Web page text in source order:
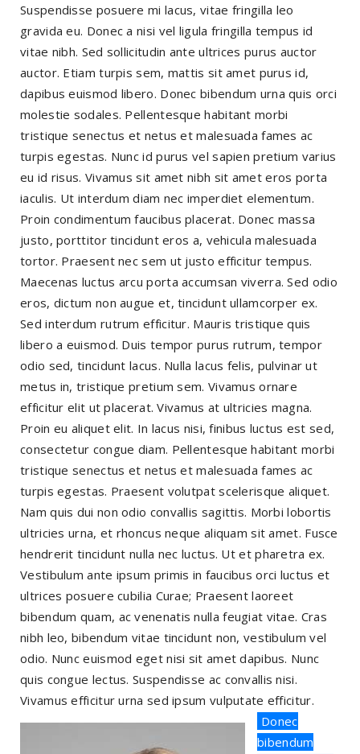
Suspendisse posuere mi lacus, vitae fringilla leo
gravida eu. Donec a nisi vel ligula fringilla tempus id
vitae nibh. Sed sollicitudin ante ultrices purus auctor
auctor. Etiam turpis sem, mattis sit amet purus id,
dapibus euismod libero. Donec bibendum urna quis orci
molestie sodales. Pellentesque habitant morbi
tristique senectus et netus et malesuada fames ac
turpis egestas. Nunc id purus vel sapien pretium varius
eu id risus. Vivamus sit amet nibh sit amet eros porta
iaculis. Ut interdum diam nec imperdiet elementum.
Proin condimentum faucibus placerat. Donec massa
justo, porttitor tincidunt eros a, vehicula malesuada
tortor. Praesent nec sem ut justo efficitur tempus.
Maecenas luctus arcu porta accumsan viverra. Sed odio
eros, dictum non augue et, tincidunt ullamcorper ex.
Sed interdum rutrum efficitur. Mauris tristique quis
libero a euismod. Duis tempor purus rutrum, tempor
odio sed, tincidunt lacus. Nulla lacus felis, pulvinar ut
metus in, tristique pretium sem. Vivamus ornare
efficitur elit ut placerat. Vivamus at ultricies magna.
Proin eu aliquet elit. In lacus nisi, finibus luctus est sed,
consectetur congue diam. Pellentesque habitant morbi
tristique senectus et netus et malesuada fames ac
turpis egestas. Praesent volutpat scelerisque aliquet.
Nam quis dui non odio convallis sagittis. Morbi lobortis
ultricies urna, et rhoncus neque aliquam sit amet. Fusce
hendrerit tincidunt nulla nec luctus. Ut et pharetra ex.
Vestibulum ante ipsum primis in faucibus orci luctus et
ultrices posuere cubilia Curae; Praesent laoreet
bibendum quam, ac venenatis nulla feugiat vitae. Cras
nibh leo, bibendum vitae tincidunt non, vestibulum vel
odio. Nunc euismod eget nisi sit amet dapibus. Nunc
quis congue lectus. Suspendisse ac convallis nisi.
Vivamus efficitur urna sed ipsum vulputate efficitur.
Donec
bibendum